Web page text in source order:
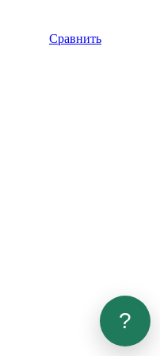
Сравнить
?